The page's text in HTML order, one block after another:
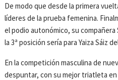
De modo que desde la primera
líderes de la prueba femenina.
el podio autonómico, su compañera
la 3ª posición sería para Yaiza Sáiz
En la competición masculina de
despuntar, con su mejor triatleta